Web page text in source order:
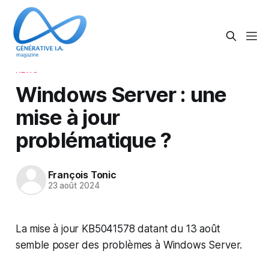
Windows Server : une
mise à jour
problématique ?
François Tonic
23 août 2024
La mise à jour KB5041578 datant du 13 août
semble poser des problèmes à Windows Server.